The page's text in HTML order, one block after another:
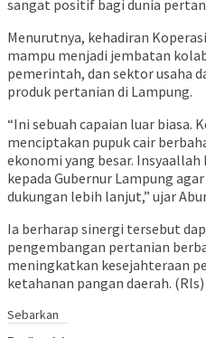
sangat positif bagi dunia
Menurutnya, kehadiran
mampu menjadi jembatan
pemerintah, dan sektor usaha
produk pertanian di Lampung.
“Ini sebuah capaian luar biasa.
menciptakan pupuk cair
ekonomi yang besar.
kepada Gubernur Lampung
dukungan lebih lanjut,” ujar
Ia berharap sinergi tersebut
pengembangan pertanian
meningkatkan kesejahteraan
ketahanan pangan daerah. (Rls)
Sebarkan